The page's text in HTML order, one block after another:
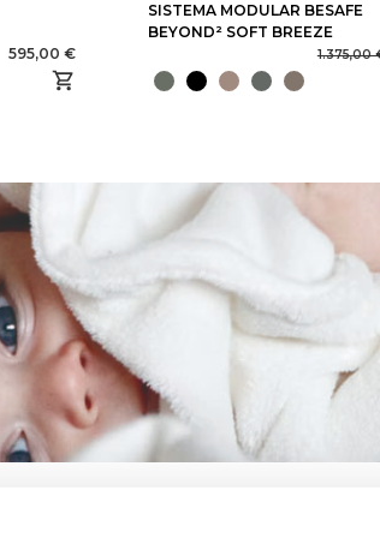
595,00 €
SISTEMA MODULAR BESAFE
BEYOND² SOFT BREEZE
1.375,00